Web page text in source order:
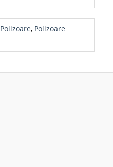
Polizoare, Polizoare